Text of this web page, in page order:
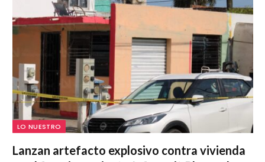
LO NUESTRO
Lanzan artefacto explosivo contra vivienda